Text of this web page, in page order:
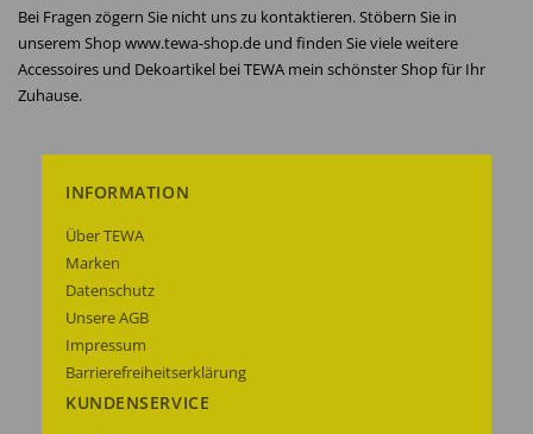
Bei Fragen zögern Sie nicht uns zu kontaktieren. Stöbern Sie in
unserem Shop www.tewa-shop.de und finden Sie viele weitere
Accessoires und Dekoartikel bei TEWA mein schönster Shop für Ihr
Zuhause.
INFORMATION
Über TEWA
Marken
Datenschutz
Unsere AGB
Impressum
Barrierefreiheitserklärung
KUNDENSERVICE